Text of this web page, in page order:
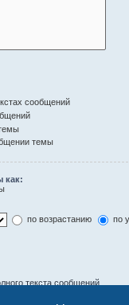
сообщений
темы
как:
по возрастанию
по
текста сообщений.